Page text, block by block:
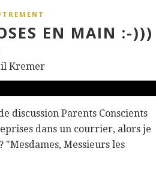
EN MAIN :-)))
Kremer
discussion Parents Conscients
dans un courrier, alors je
Messieurs les